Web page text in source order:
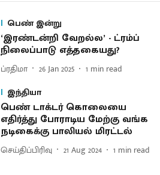
பெண் இன்று
‘இரண்டன்றி வேறல்ல’ - ட்ரம்ப்
நிலைப்பாடு எத்தகையது?
ப்ரதிமா 26 Jan 2025 1 min read
இந்தியா
பெண் டாக்டர் கொலையை
எதிர்த்து போராடிய மேற்கு வங்க
நடிகைக்கு பாலியல் மிரட்டல்
செய்திப்பிரிவு 21 Aug 2024 1 min read